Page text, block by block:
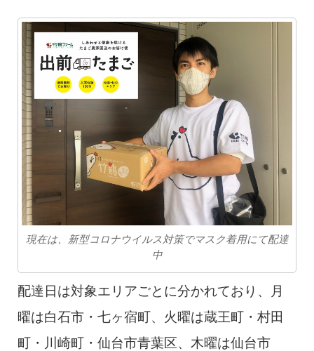
現在は、新型コロナウイルス対策でマスク着用にて配達
中
配達日は対象エリアごとに分かれており、月
曜は白石市・七ヶ宿町、火曜は蔵王町・村田
町・川崎町・仙台市青葉区、木曜は仙台市